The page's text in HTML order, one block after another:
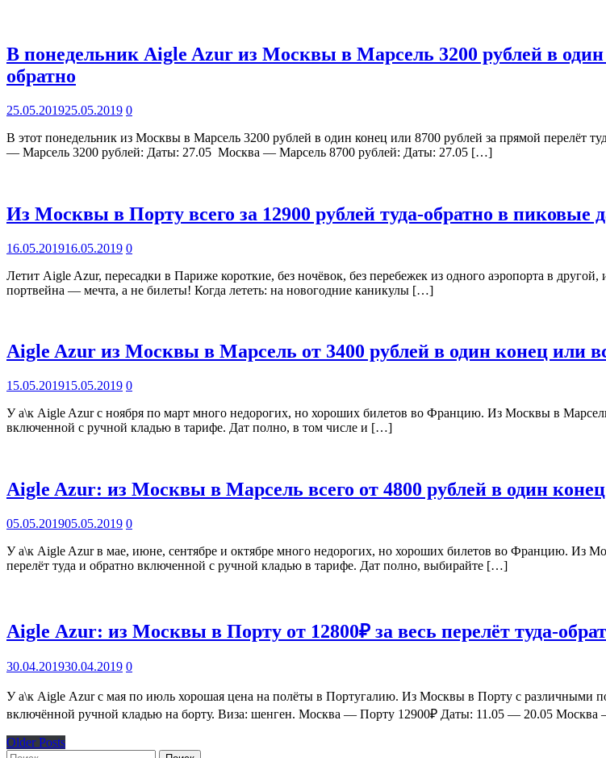
В понедельник Aigle Azur из Москвы в Марсель 3200 рублей в один
обратно
25.05.201925.05.2019 0
В этот понедельник из Москвы в Марсель 3200 рублей в один конец или 8700 рублей за прямой перелёт
— Марсель 3200 рублей: Даты: 27.05 Москва — Марсель 8700 рублей: Даты: 27.05 […]
Из Москвы в Порту всего за 12900 рублей туда-обратно в пиковые
16.05.201916.05.2019 0
Летит Aigle Azur, пересадки в Париже короткие, без ночёвок, без перебежек из одного аэропорта в
портвейна — мечта, а не билеты! Когда лететь: на новогодние каникулы […]
Aigle Azur из Москвы в Марсель от 3400 рублей в один конец или
15.05.201915.05.2019 0
У а\к Aigle Azur с ноября по март много недорогих, но хороших билетов во Францию. Из Москвы в
включенной с ручной кладью в тарифе. Дат полно, в том числе и […]
Aigle Azur: из Москвы в Марсель всего от 4800 рублей в один
05.05.201905.05.2019 0
У а\к Aigle Azur в мае, июне, сентябре и октябре много недорогих, но хороших билетов во Францию. Из
перелёт туда и обратно включенной с ручной кладью в тарифе. Дат полно, выбирайте […]
Aigle Azur: из Москвы в Порту от 12800₽ за весь перелёт туда-
30.04.201930.04.2019 0
У а\к Aigle Azur с мая по июль хорошая цена на полёты в Португалию. Из Москвы в Порту с различными
включённой ручной кладью на борту. Виза: шенген. Москва — Порту 12900₽ Даты: 11.05 — 20.05
Older Posts